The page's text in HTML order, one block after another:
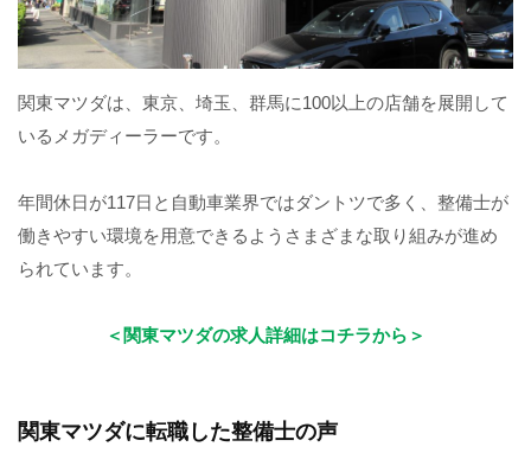
関東マツダは、東京、埼玉、群馬に100以上の店舗を展開して
いるメガディーラーです。
年間休日が117日と自動車業界ではダントツで多く、整備士が
働きやすい環境を用意できるようさまざまな取り組みが進め
られています。
＜関東マツダの求人詳細はコチラから＞
関東マツダに転職した整備士の声